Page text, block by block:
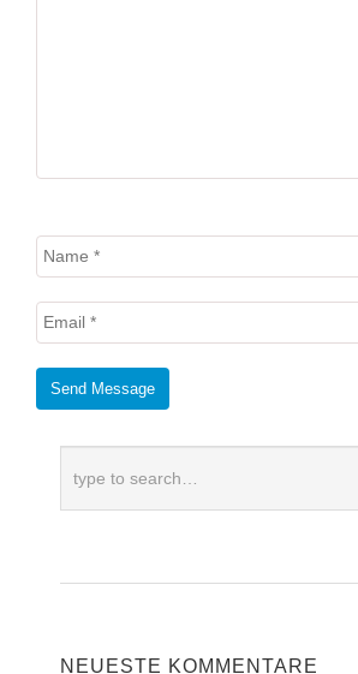
NEUESTE KOMMENTARE